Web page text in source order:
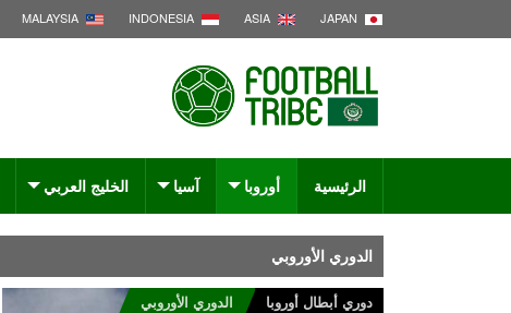
JAPAN
ASIA
INDONESIA
MALAYSIA
الرئيسية أوروبا آسيا الخليج العربي
الدوري الأوروبي
دوري أبطال أوروبا الدوري الأوروبي